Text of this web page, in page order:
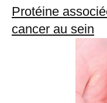
Protéine
cancer au sein